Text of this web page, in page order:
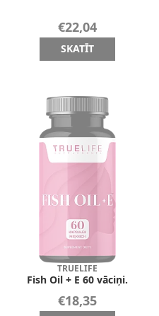
€22,04
SKATĪT
TRUELIFE
Fish Oil + E 60 vāciņi.
€18,35